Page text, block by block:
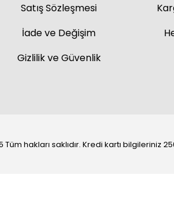
Satış Sözleşmesi
İade ve Değişim
Gizlilik ve Güvenlik
hakları saklıdır. Kredi kartı bilgileriniz